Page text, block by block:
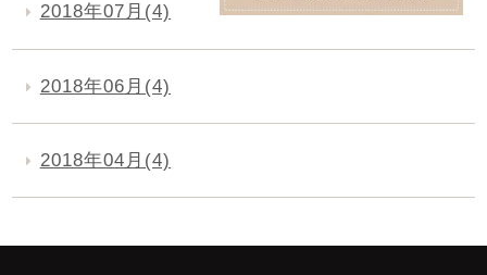
2018年07月(4)
2018年06月(4)
2018年04月(4)